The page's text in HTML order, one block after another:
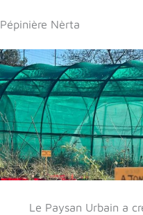
Pépinière Nèrta
Le Paysan Urbain a